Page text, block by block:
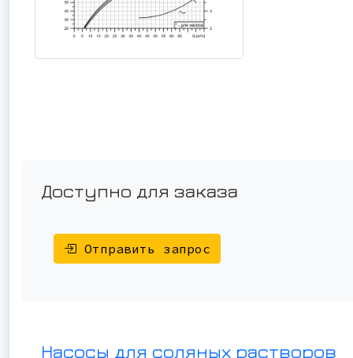
Доступно для заказа
Отправить запрос
Насосы для соляных растворов